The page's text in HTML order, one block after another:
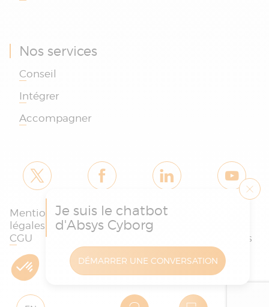
Nos services
Conseil
Intégrer
Accompagner
Copyright © Absys Cyborg - Tous droits réservés
Mentions
légales et
CGU
Politique des
cookies et de
des données
Je suis le chatbot
d'Absys Cyborg
DÉMARRER UNE CONVERSATION